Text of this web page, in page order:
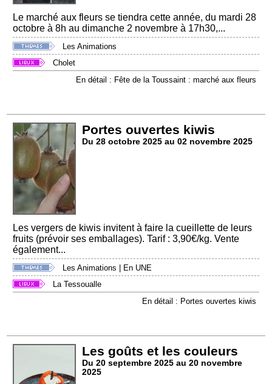
Le marché aux fleurs se tiendra cette année, du mardi 28
octobre à 8h au dimanche 2 novembre à 17h30,...
Les Animations
Cholet
En détail : Fête de la Toussaint : marché aux fleurs
Portes ouvertes kiwis
Du 28 octobre 2025 au 02 novembre 2025
Les vergers de kiwis invitent à faire la cueillette de leurs
fruits (prévoir ses emballages). Tarif : 3,90€/kg. Vente
également...
Les Animations | En UNE
La Tessoualle
En détail : Portes ouvertes kiwis
Les goûts et les couleurs
Du 20 septembre 2025 au 20 novembre
2025